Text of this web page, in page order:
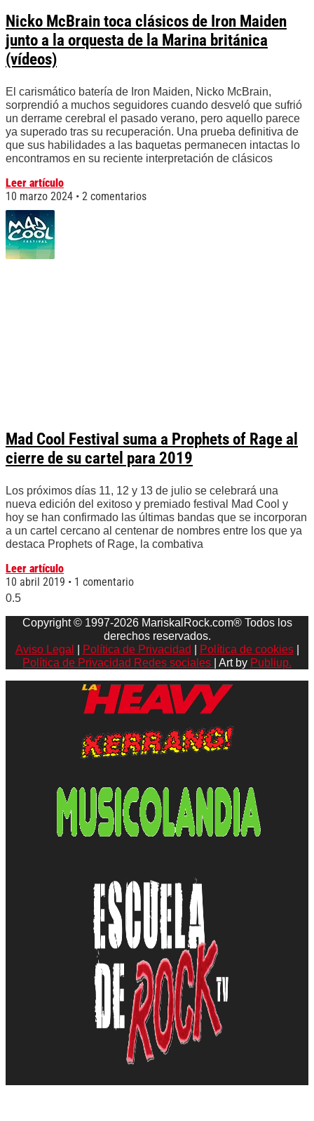
Nicko McBrain toca clásicos de Iron Maiden
junto a la orquesta de la Marina británica
(vídeos)
El carismático batería de Iron Maiden, Nicko McBrain,
sorprendió a muchos seguidores cuando desveló que sufrió
un derrame cerebral el pasado verano, pero aquello parece
ya superado tras su recuperación. Una prueba definitiva de
que sus habilidades a las baquetas permanecen intactas lo
encontramos en su reciente interpretación de clásicos
Leer artículo
10 marzo 2024
2 comentarios
Mad Cool Festival suma a Prophets of Rage al
cierre de su cartel para 2019
Los próximos días 11, 12 y 13 de julio se celebrará una
nueva edición del exitoso y premiado festival Mad Cool y
hoy se han confirmado las últimas bandas que se incorporan
a un cartel cercano al centenar de nombres entre los que ya
destaca Prophets of Rage, la combativa
Leer artículo
10 abril 2019
1 comentario
Copyright © 1997-2026 MariskalRock.com® Todos los
derechos reservados.
Aviso Legal
Política de Privacidad Política de cookies|
Política de Privacidad Redes sociales
| Art by Publiup.